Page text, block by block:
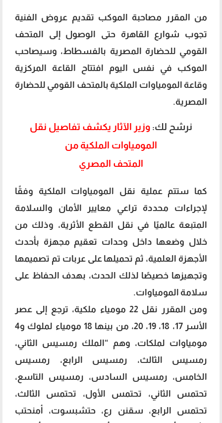
من المقرر مصاحبة الموكب تقديم عروض الفنية
تجوب شوارع القاهرة حتى الوصول إلى المتحف
القومي للحضارة المصرية بالفسطاط، ‏‎وسيصاحب
الموكب في نفس اليوم افتتاح القاعة المركزية
وقاعة المومياوات الملكية بالمتحف القومي للحضارة
المصرية.
نرشح لك: وزير الآثار يكشف تفاصيل نقل
المومياوات الملكية من
المتحف المصري
كما ستتم عملية نقل المومياوات الملكية وفقًا
لإجراءات محددة تراعي معايير الأمان والسلامة
المتبعة عالميًا في نقل القطع الأثرية، وذلك من
خلال وضعها داخل وحدات تعقيم مجهزة بأحدث
الأجهزة العلمية، ثم تحميلها على عربات تم تصميمها
وتجهيزها خصيصًا لذلك الحدث، بهدف الحفاظ على
سلامة المومياوات.
ومن المقرر نقل 22 مومياء ملكية، ترجع إلى عصر
الأسر 17، 18، 19، 20، من بينها 18 مومياء لملوك و4
مومياوات لملكات، وهم “الملك رمسيس الثاني،
رمسيس الثالث، رمسيس الرابع، رمسيس
الخامس، رمسيس السادس، رمسيس التاسع،
تحتمس الثاني، تحتمس الأول، تحتمس الثالث،
تحتمس الرابع، سقنن رع، حتشبسوت، أمنحتب